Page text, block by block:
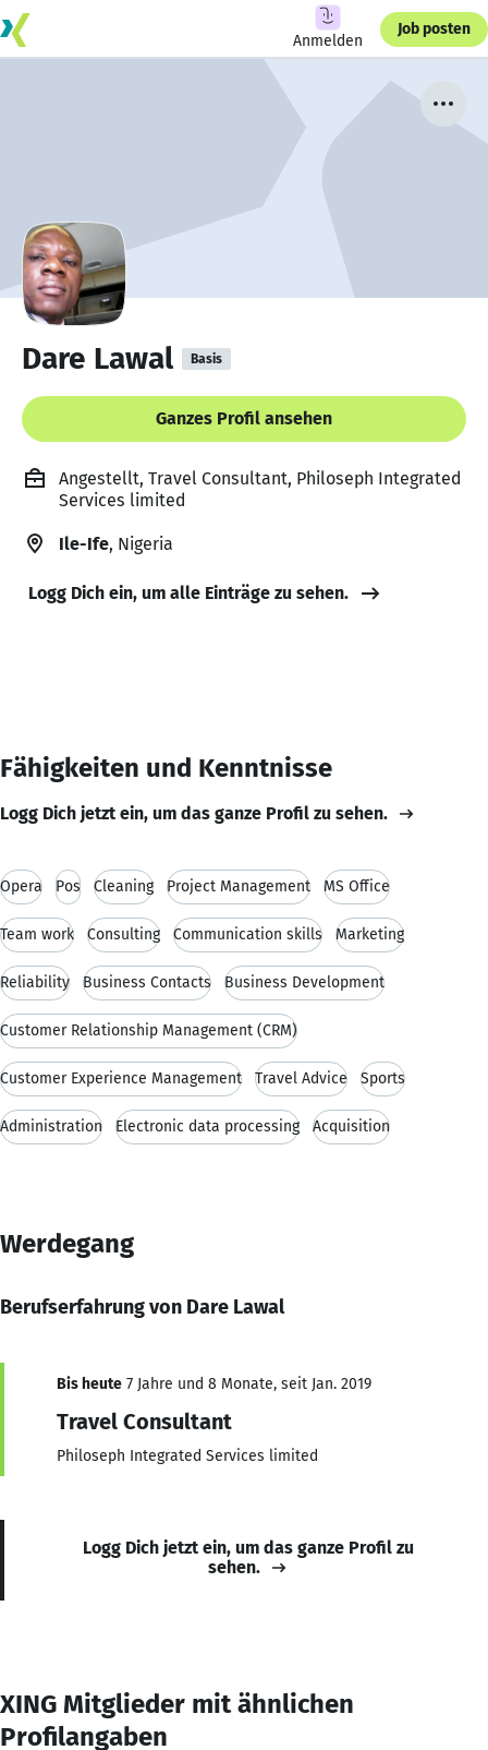
Anmelden
Job posten
Dare Lawal Basis
Ganzes Profil ansehen
Angestellt, Travel Consultant, Philoseph Integrated
Services limited
Ile-Ife, Nigeria
Logg Dich ein, um alle Einträge zu sehen.
Fähigkeiten und Kenntnisse
Logg Dich jetzt ein, um das ganze Profil zu sehen.
Opera Pos Cleaning Project Management MS Office
Team work Consulting Communication skills Marketing
Reliability Business Contacts Business Development
Customer Relationship Management (CRM)
Customer Experience Management Travel Advice Sports
Administration Electronic data processing Acquisition
Werdegang
Berufserfahrung von Dare Lawal
Bis heute 7 Jahre und 8 Monate, seit Jan. 2019
Travel Consultant
Philoseph Integrated Services limited
Logg Dich jetzt ein, um das ganze Profil zu
sehen.
XING Mitglieder mit ähnlichen
Profilangaben